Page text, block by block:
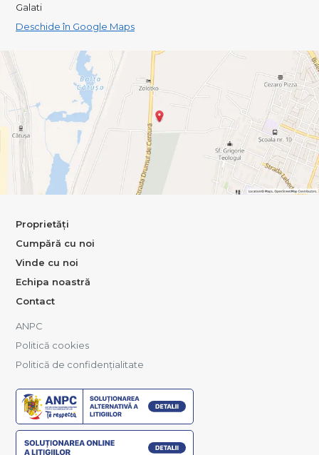
Galati
Deschide în Google Maps
Proprietăți
Cumpără cu noi
Vinde cu noi
Echipa noastră
Contact
ANPC
Politică cookies
Politică de confidențialitate